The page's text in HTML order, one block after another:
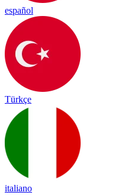
español
Türkçe
italiano